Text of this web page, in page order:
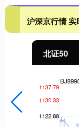
沪深京行情 实
北证50